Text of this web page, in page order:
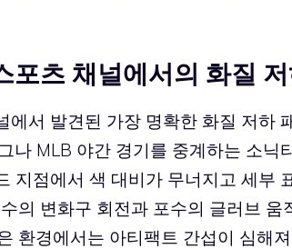
포츠 채널에서의 화질
에서 발견된 가장 명확한 화질 저하
나 MLB 야간 경기를 중계하는 소닉
지점에서 색 대비가 무너지고 세부
의 변화구 회전과 포수의 글러브 움
환경에서는 아티팩트 간섭이 심해